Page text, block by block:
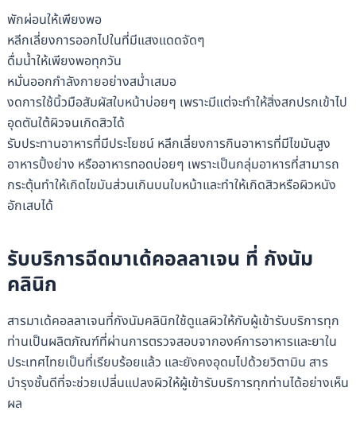
พักผ่อนให้เพียงพอ
หลีกเลี่ยงการออกไปในที่มีแสงแดดจัดๆ
ดื่มน้ำให้เพียงพอทุกวัน
หมั่นออกกำลังกายอย่างสม่ำเสมอ
งดการใช้นิ้วมือสัมผัสใบหน้าบ่อยๆ เพราะมีแต่จะทำให้สิ่งสกปรกเข้าไป
อุดตันใต้ผิวจนเกิดสิวได้
รับประทานอาหารที่มีประโยชน์ หลีกเลี่ยงการกินอาหารที่มีไขมันสูง
อาหารปิ้งย่าง หรืออาหารทอดบ่อยๆ เพราะเป็นกลุ่มอาหารที่สามารถ
กระตุ้นทำให้เกิดไขมันส่วนเกินบนใบหน้าและทำให้เกิดสิวหรือผิวหนัง
อักเสบได้
รับบริการฉีดมาเด้คอลลาเจน ที่ กังนัม
คลินิก
สารมาเด้คอลลาเจนที่กังนัมคลินิกใช้ดูแลผิวให้กับผู้เข้ารับบริการทุก
ท่านเป็นผลิตภัณฑ์ที่ผ่านการตรวจสอบจากองค์การอาหารและยาใน
ประเทศไทยเป็นที่เรียบร้อยแล้ว และยังคงอุดมไปด้วยวิตามิน สาร
บำรุงชั้นดีที่จะช่วยเปลี่นแปลงผิวให้ผู้เข้ารับบริการทุกท่านได้อย่างเห็น
ผล